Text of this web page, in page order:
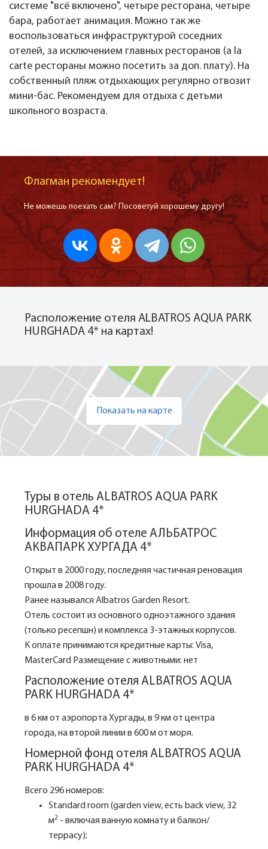
системе "всё включено", четыре ресторана, четыре
бара, работает анимация. Можно так же
воспользоваться инфраструктурой соседних
отелей, за исключением главных ресторанов (a la
carte рестораны можно посетить за доп. плату). На
собственный пляж отдыхающих регулярно отвозит
мини-бас. Рекомендуем для отдыха с детьми
школьного возраста.
Флагман рекомендует!
Не можешь поехать сам? Посоветуй хорошему другу!
Расположение отеля ALBATROS AQUA PARK
HURGHADA 4* на картах!
Показать на карте
Туры в отель ALBATROS AQUA PARK
HURGHADA 4*
Информация об отеле АЛЬБАТРОС
АКВАПАРК ХУРГАДА 4*
Открыт в 2000 году, последняя частичная реновация
прошла в 2008 году.
Ранее назывался Albatros Garden Resort.
Отель состоит из основного одноэтажного здания
(только ресепшн) и комплекса 3-этажных корпусов.
К оплате принимаются кредитные карты: Visa,
MasterCard Размещение с животными: нет
Расположение отеля ALBATROS AQUA
PARK HURGHADA 4*
в 6 км от аэропорта Хургады, в 9 км от центра
города, на второй линии в 600 м от моря.
Номерной фонд отеля ALBATROS AQUA
PARK HURGHADA 4*
Всего 296 номеров:
Standard room (garden view, есть back view, 32
м2 - включая ванную комнату и балкон/
террасу);